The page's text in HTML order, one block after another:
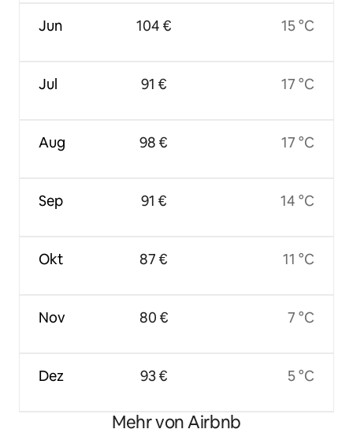
Jun
Jul
Aug
Sep
Okt
Nov
Dez
104 €
91 €
98 €
91 €
87 €
80 €
93 €
15 °C
17 °C
17 °C
14 °C
11 °C
7 °C
5 °C
Mehr von Airbnb